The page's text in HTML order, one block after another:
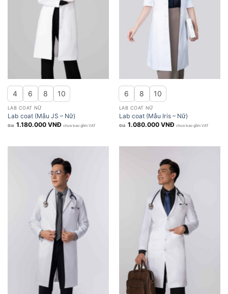
4 6 8 10
LAB COAT NỮ
Lab coat (Mẫu JS – Nữ)
1.180.000VNĐ chưa bao gồm VAT
6 8 10
LAB COAT NỮ
Lab coat (Mẫu Iris – Nữ)
1.080.000VNĐ chưa bao gồm VAT